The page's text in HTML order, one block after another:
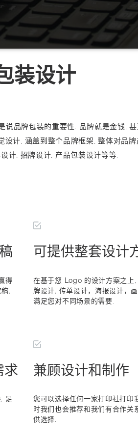
装设计
品牌包装的重要性. 品牌就是金钱,
计, 涵盖到整个品牌框架, 整体对品
计, 招牌设计, 产品包装设计等等.
得
,
求
足
可提供整套设计
在基于您 Logo 的设计方案之上,
牌设计, 传单设计，海报设计，
满足您对不同场景的需要.
兼顾设计和制作
您可以选择任何一家打印社打印
时我们也会推荐和我们有合作关
供选择.